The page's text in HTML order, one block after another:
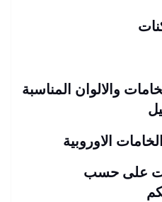
والالوان المناسبة
الاوروبية
على حسب